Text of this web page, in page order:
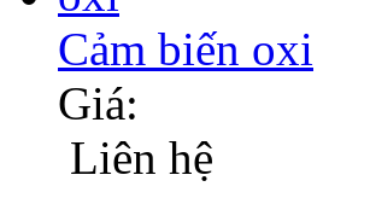
Cảm biến oxi
Giá:
Liên hệ